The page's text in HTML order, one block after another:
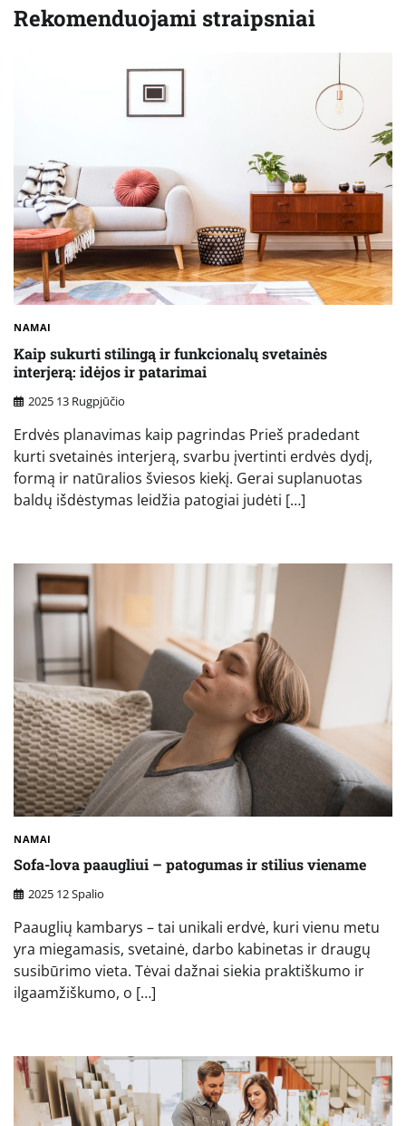
Rekomenduojami straipsniai
NAMAI
Kaip sukurti stilingą ir funkcionalų svetainės
interjerą: idėjos ir patarimai
2025 13 Rugpjūčio
Erdvės planavimas kaip pagrindas Prieš pradedant
kurti svetainės interjerą, svarbu įvertinti erdvės dydį,
formą ir natūralios šviesos kiekį. Gerai suplanuotas
baldų išdėstymas leidžia patogiai judėti […]
NAMAI
Sofa-lova paaugliui – patogumas ir stilius viename
2025 12 Spalio
Paauglių kambarys – tai unikali erdvė, kuri vienu metu
yra miegamasis, svetainė, darbo kabinetas ir draugų
susibūrimo vieta. Tėvai dažnai siekia praktiškumo ir
ilgaamžiškumo, o […]